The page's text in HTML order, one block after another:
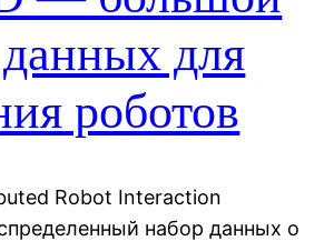
для
роботов
Robot Interaction
набор данных о